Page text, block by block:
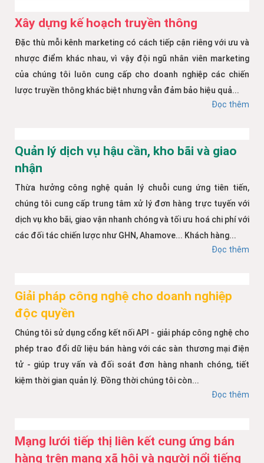
Xây dựng kế hoạch truyền thông
Đặc thù mỗi kênh marketing có cách tiếp cận riêng với ưu và
nhược điểm khác nhau, vì vậy đội ngũ nhân viên marketing
của chúng tôi luôn cung cấp cho doanh nghiệp các chiến
lược truyền thông khác biệt nhưng vẫn đảm bảo hiệu quả...
Đọc thêm
Quản lý dịch vụ hậu cần, kho bãi và giao
nhận
Thừa hưởng công nghệ quản lý chuỗi cung ứng tiên tiến,
chúng tôi cung cấp trung tâm xử lý đơn hàng trực tuyến với
dịch vụ kho bãi, giao vận nhanh chóng và tối ưu hoá chi phí với
các đối tác chiến lược như GHN, Ahamove... Khách hàng...
Đọc thêm
Giải pháp công nghệ cho doanh nghiệp
độc quyền
Chúng tôi sử dụng cổng kết nối API - giải pháp công nghệ cho
phép trao đổi dữ liệu bán hàng với các sàn thương mại điện
tử - giúp truy vấn và đối soát đơn hàng nhanh chóng, tiết
kiệm thời gian quản lý. Đồng thời chúng tôi còn...
Đọc thêm
Mạng lưới tiếp thị liên kết cung ứng bán
hàng trên mạng xã hội và người nổi tiếng